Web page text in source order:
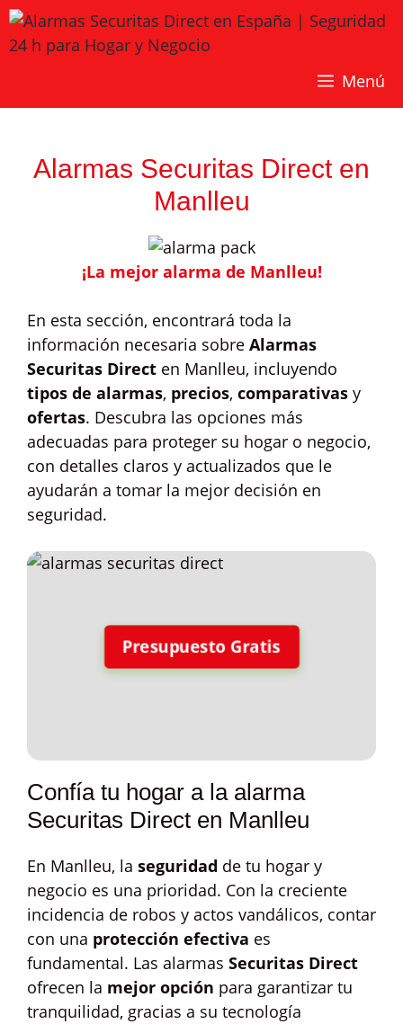
Saltar
al
contenido
Menú
Alarmas Securitas Direct en
Manlleu
¡La mejor alarma de Manlleu!
En esta sección, encontrará toda la
información necesaria sobre Alarmas
Securitas Direct en Manlleu, incluyendo
tipos de alarmas, precios, comparativas y
ofertas. Descubra las opciones más
adecuadas para proteger su hogar o negocio,
con detalles claros y actualizados que le
ayudarán a tomar la mejor decisión en
seguridad.
Presupuesto Gratis
Confía tu hogar a la alarma
Securitas Direct en Manlleu
En Manlleu, la seguridad de tu hogar y
negocio es una prioridad. Con la creciente
incidencia de robos y actos vandálicos, contar
con una protección efectiva es
fundamental. Las alarmas Securitas Direct
ofrecen la mejor opción para garantizar tu
tranquilidad, gracias a su tecnología